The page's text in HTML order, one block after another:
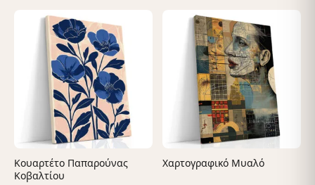
Κουαρτέτο Παπαρούνας
Κοβαλτίου
Χαρτογραφικό Μυαλό